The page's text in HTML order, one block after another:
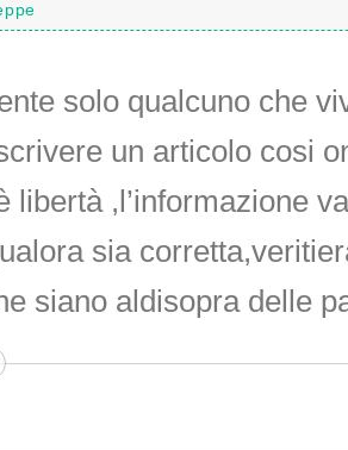
solo qualcuno che
un articolo cosi
libertà ,l’informazione
sia
siano aldisopra delle